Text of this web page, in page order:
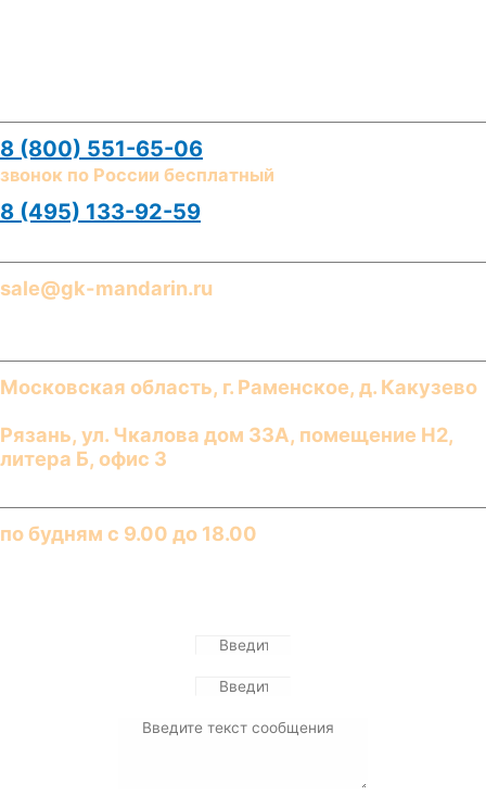
8 (800) 551-65-06
звонок по России бесплатный
8 (495) 133-92-59
sale@gk-mandarin.ru
Московская область, г. Раменское, д. Какузево
Рязань, ул. Чкалова дом 33А, помещение Н2,
литера Б, офис 3
по будням с 9.00 до 18.00​